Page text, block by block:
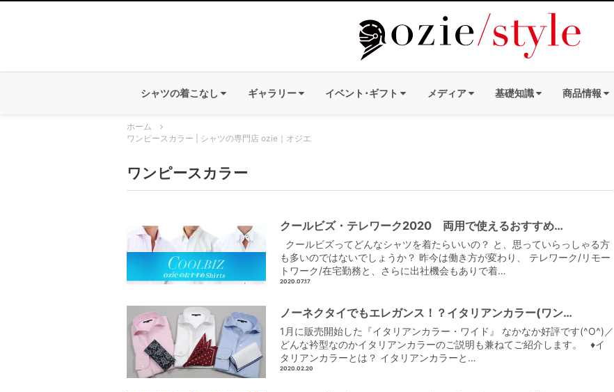
シャツの着こなし ギャラリー イベント･ギフト メディア 基礎知識 商品情報
ホーム
ワンピースカラー | シャツの専門店 ozie｜オジエ
ワンピースカラー
クールビズ・テレワーク2020 両用で使えるおすすめ…
クールビズってどんなシャツを着たらいいの？ と、思っていらっしゃる方
も多いのではないでしょうか？ 昨今は働き方が変わり、 テレワーク/リモー
トワーク/在宅勤務と、さらに出社機会もありで着…
2020.07.17
ノーネクタイでもエレガンス！？イタリアンカラー(ワン…
1月に販売開始した『イタリアンカラー・ワイド』 なかなか好評です(^O^)／
どんな衿型なのかイタリアンカラーのご説明も兼ねてご紹介します。 ♦イ
タリアンカラーとは？ イタリアンカラーと…
2020.02.20